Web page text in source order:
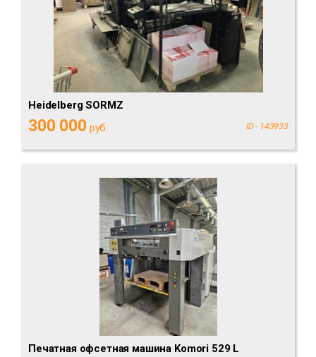
Heidelberg SORMZ
300 000 руб. ID - 143933
Печатная офсетная машина Komori 529 L